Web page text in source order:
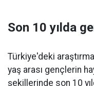
Son 10 yılda
Türkiye'deki
yaş arası gençlerin
şekillerinde son 10